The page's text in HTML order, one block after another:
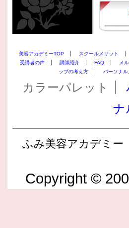
美容アカデミーTOP スクールメリット
受講者の声
講師紹介 FAQ メ
ップの考え方
パーソナ
カラーパレット
ナ
ふみ美容アカデミ
Copyright ©